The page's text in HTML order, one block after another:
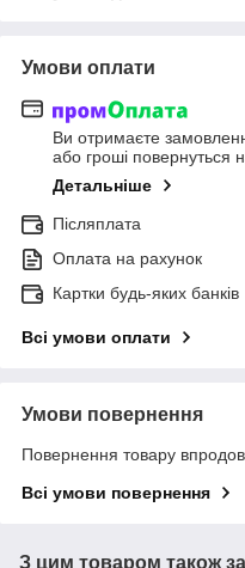
Умови оплати
Ви отримаєте
або гроші повернуться
Детальніше
Післяплата
Оплата на рахунок
Картки будь-яких банків
Всі умови оплати
Умови повернення
Повернення товару
Всі умови повернення
З цим товаром також